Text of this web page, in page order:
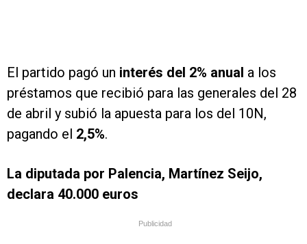
El partido pagó un interés del 2% anual a los
préstamos que recibió para las generales del 28
de abril y subió la apuesta para los del 10N,
pagando el 2,5%.
La diputada por Palencia, Martínez Seijo,
declara 40.000 euros
Publicidad